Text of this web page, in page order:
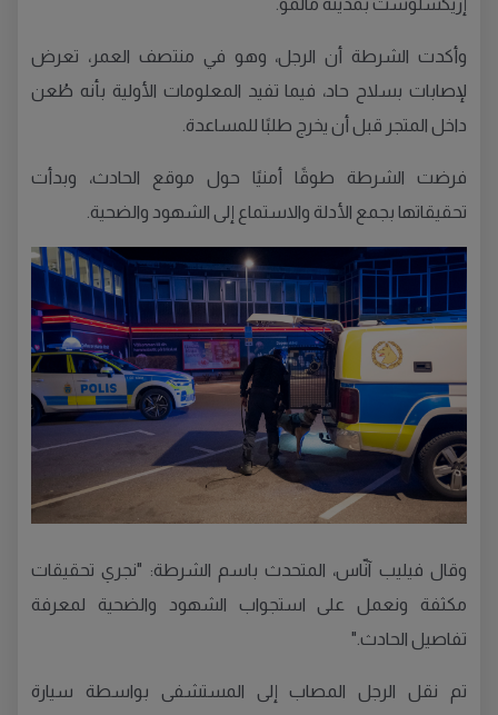
إريكسلوست بمدينة مالمو.
وأكدت الشرطة أن الرجل، وهو في منتصف العمر، تعرض
لإصابات بسلاح حاد، فيما تفيد المعلومات الأولية بأنه طُعن
داخل المتجر قبل أن يخرج طلبًا للمساعدة.
فرضت الشرطة طوقًا أمنيًا حول موقع الحادث، وبدأت
تحقيقاتها بجمع الأدلة والاستماع إلى الشهود والضحية.
وقال فيليب آنّاس، المتحدث باسم الشرطة: "نجري تحقيقات
مكثفة ونعمل على استجواب الشهود والضحية لمعرفة
تفاصيل الحادث."
تم نقل الرجل المصاب إلى المستشفى بواسطة سيارة